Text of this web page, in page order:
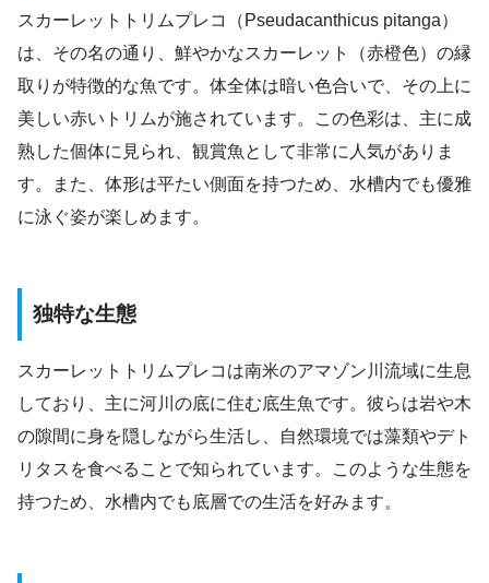
スカーレットトリムプレコ（Pseudacanthicus pitanga）
は、その名の通り、鮮やかなスカーレット（赤橙色）の縁
取りが特徴的な魚です。体全体は暗い色合いで、その上に
美しい赤いトリムが施されています。この色彩は、主に成
熟した個体に見られ、観賞魚として非常に人気がありま
す。また、体形は平たい側面を持つため、水槽内でも優雅
に泳ぐ姿が楽しめます。
独特な生態
スカーレットトリムプレコは南米のアマゾン川流域に生息
しており、主に河川の底に住む底生魚です。彼らは岩や木
の隙間に身を隠しながら生活し、自然環境では藻類やデト
リタスを食べることで知られています。このような生態を
持つため、水槽内でも底層での生活を好みます。